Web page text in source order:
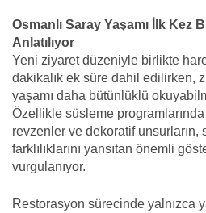
Osmanlı Saray Yaşamı İlk Kez
Anlatılıyor
Yeni ziyaret düzeniyle birlikte
dakikalık ek süre dahil edilirken,
yaşamı daha bütünlüklü
Özellikle süsleme
revzenler ve dekoratif unsurların,
farklılıklarını yansıtan önemli
vurgulanıyor.
Restorasyon sürecinde yalnızca